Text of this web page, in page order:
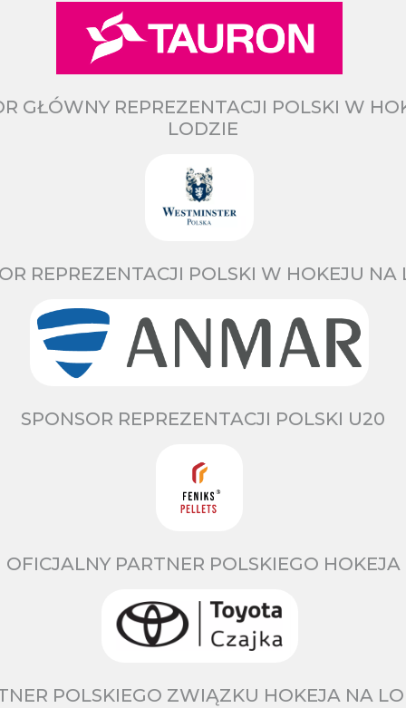
GŁÓWNY REPREZENTACJI POLSKI W
LODZIE
REPREZENTACJI POLSKI W HOKEJU NA
SPONSOR REPREZENTACJI POLSKI U20
OFICJALNY PARTNER POLSKIEGO HOKEJA
POLSKIEGO ZWIĄZKU HOKEJA NA